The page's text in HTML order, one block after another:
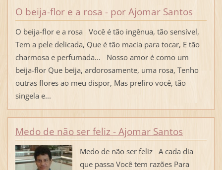
O beija-flor e a rosa - por Ajomar Santos
O beija-flor e a rosa Você é tão ingênua, tão sensível,
Tem a pele delicada, Que é tão macia para tocar, E tão
charmosa e perfumada... Nosso amor é como um
beija-flor Que beija, ardorosamente, uma rosa, Tenho
outras flores ao meu dispor, Mas prefiro você, tão
singela e...
Medo de não ser feliz - Ajomar Santos
Medo de não ser feliz A cada dia
que passa Você tem razões Para